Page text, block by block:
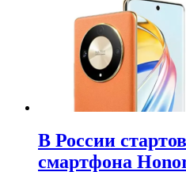
В России
смартфона